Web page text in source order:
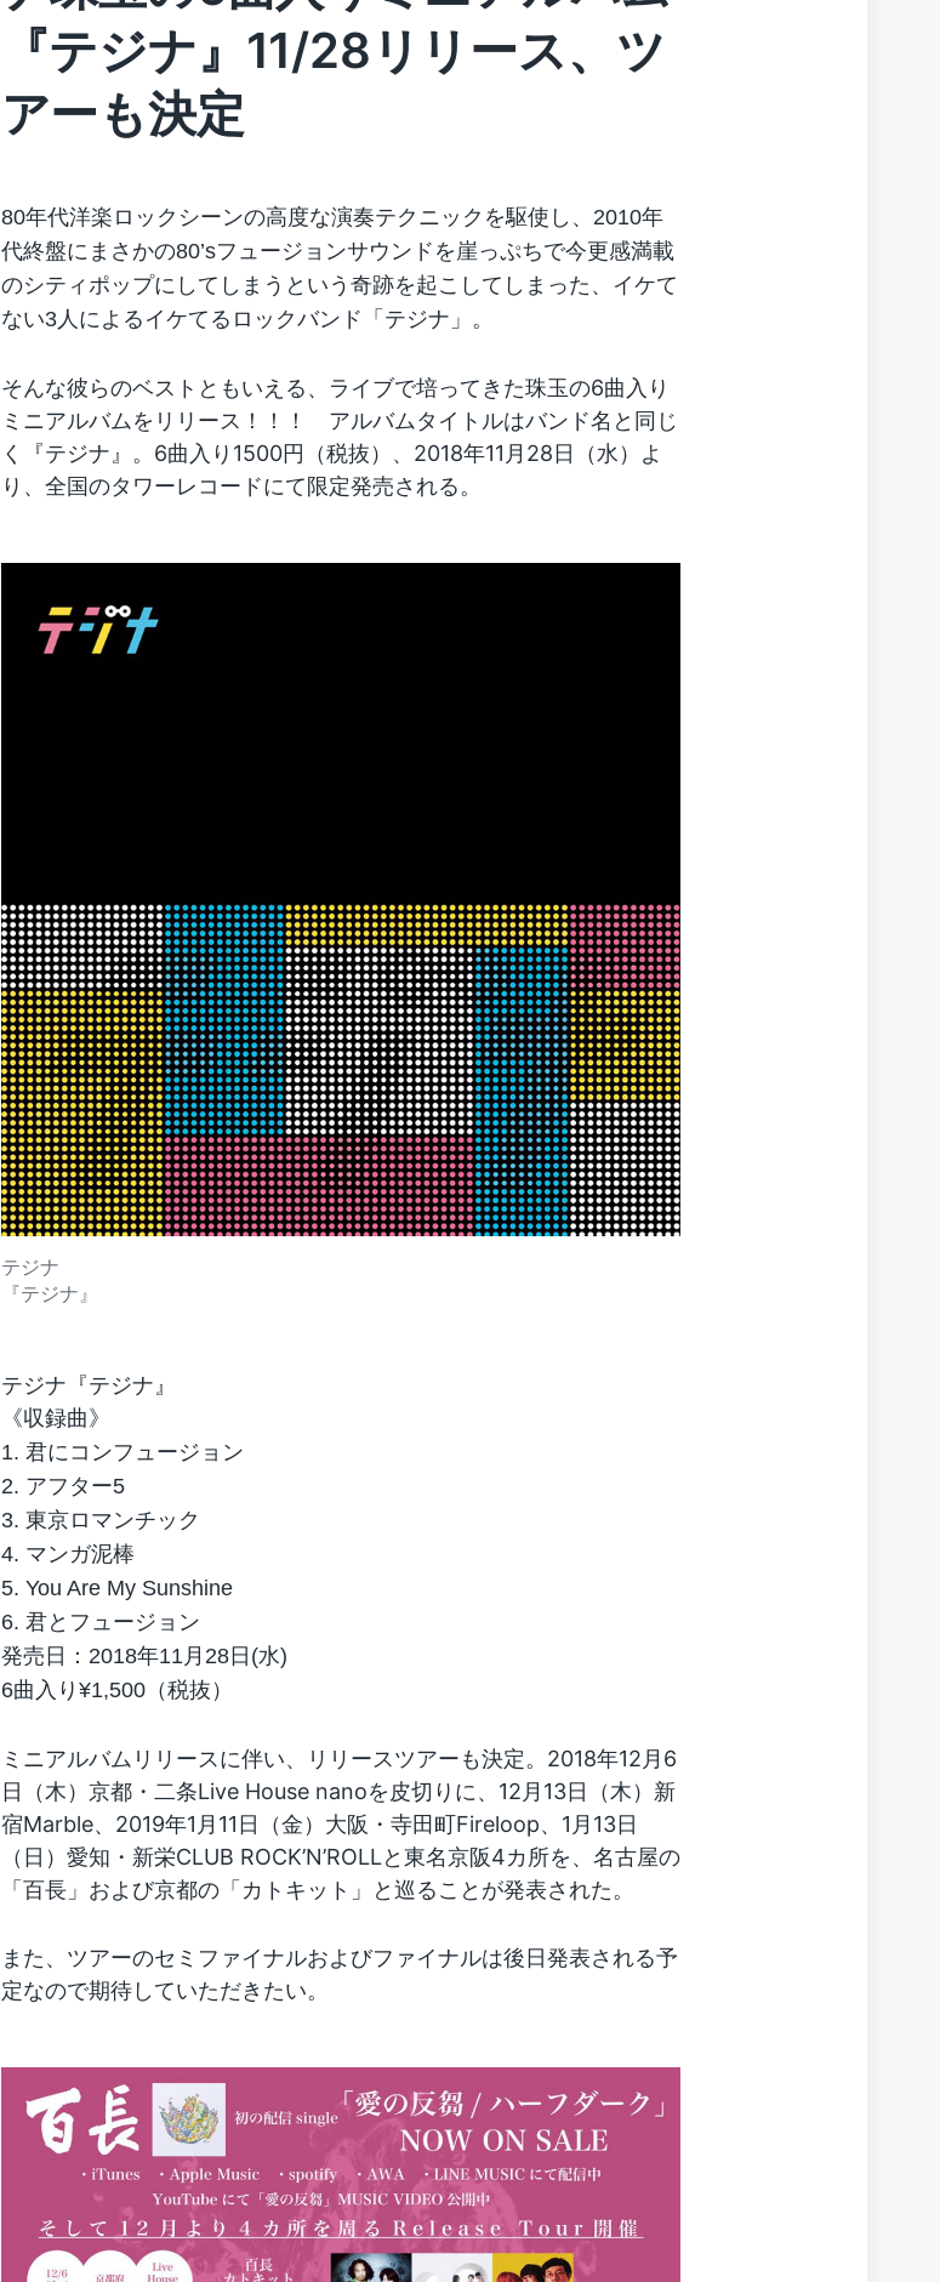
『テジナ』11/28リリース、ツ
アーも決定
80年代洋楽ロックシーンの高度な演奏テクニックを駆使し、2010年
代終盤にまさかの80’sフュージョンサウンドを崖っぷちで今更感満載
のシティポップにしてしまうという奇跡を起こしてし まった、
イケて
ない3人によるイケてるロックバンド「テジナ」。
そんな彼らのベストともいえる、ライブで培ってきた珠玉の6曲入り
ミニアルバムをリリース！！！ アルバムタイトルはバンド名と同じ
く『テジナ』。6曲入り1500円（税抜）、2018年11月28日（水）よ
り、全国のタワーレコードにて限定発売される。
テジナ
『テジナ』
テジナ『テジナ』
《収録曲》
1. 君にコンフュージョン
2. アフター5
3. 東京ロマンチック
4. マンガ泥棒
5. You Are My Sunshine
6. 君とフュージョン
発売日：2018年11月28日(水)
6曲入り¥1,500（税抜）
ミニアルバムリリースに伴い、リリースツアーも決定。2018年12月6
日（木）京都・二条Live House nanoを皮切りに、12月13日（木）新
宿Marble、2019年1月11日（金）大阪・寺田町Fireloop、1月13日
（日）愛知・新栄CLUB ROCK’N’ROLLと東名京阪4カ所を、名古屋の
「百長」および京都の「カトキット」と巡ることが発表された。
また、ツアーのセミファイナルおよびファイナルは後日発表される予
定なので期待していただきたい。